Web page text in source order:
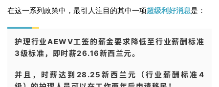
在这一系列政策中，最引人注目的其中一项超级利好消息是：
护理行业AEWV工签的薪金要求降低至行业薪酬标准
3级标准，即时薪26.16新西兰元。
并且，时薪达到28.25新西兰元（行业薪酬标准4